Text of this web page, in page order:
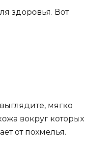
здоровья. Вот
мягко
вокруг которых
от похмелья.